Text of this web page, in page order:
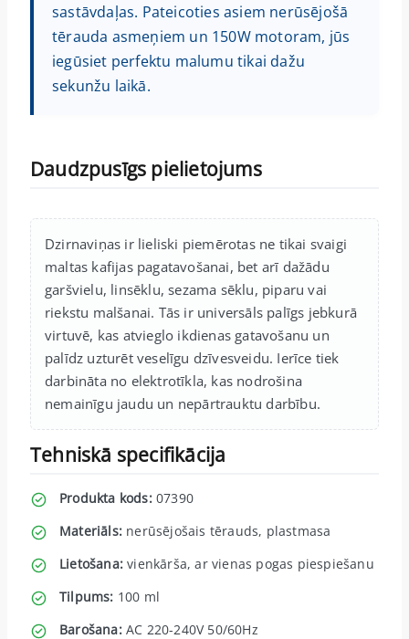
sastāvdaļas. Pateicoties asiem nerūsējošā
tērauda asmeņiem un 150W motoram, jūs
iegūsiet perfektu malumu tikai dažu
sekunžu laikā.
Daudzpusīgs pielietojums
Dzirnaviņas ir lieliski piemērotas ne tikai svaigi
maltas kafijas pagatavošanai, bet arī dažādu
garšvielu, linsēklu, sezama sēklu, piparu vai
riekstu malšanai. Tās ir universāls palīgs jebkurā
virtuvē, kas atvieglo ikdienas gatavošanu un
palīdz uzturēt veselīgu dzīvesveidu. Ierīce tiek
darbināta no elektrotīkla, kas nodrošina
nemainīgu jaudu un nepārtrauktu darbību.
Tehniskā specifikācija
Produkta kods:07390
Materiāls: nerūsējošais tērauds, plastmasa
Lietošana: vienkārša, ar vienas pogas piespiešanu
Tilpums: 100 ml
Barošana:AC 220-240V 50/60Hz